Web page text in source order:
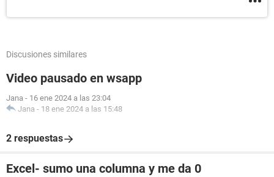
Discusiones similares
Video pausado en wsapp
Jana - 16 ene 2024 a las 23:04
Jana - 18 ene 2024 a las 15:48
2 respuestas
Excel- sumo una columna y me da 0